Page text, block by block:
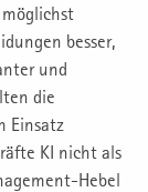
besser,
und
die
Einsatz
KI nicht als
Hebel